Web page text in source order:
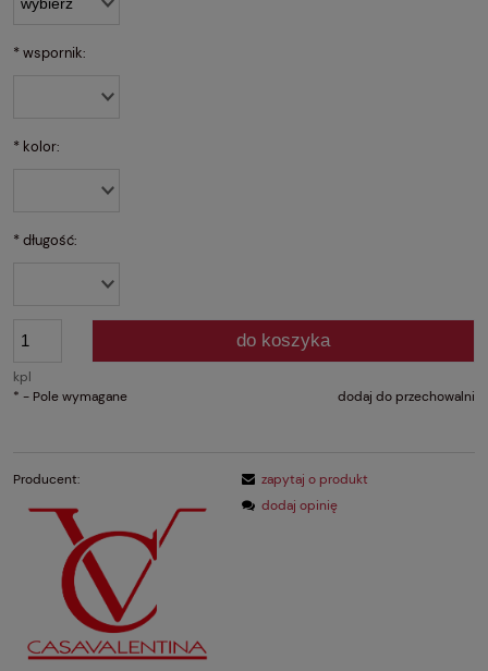
*wspornik:
* kolor:
*długość:
kpl
do koszyka
dodaj do przechowalni
* - Pole wymagane
Producent:
zapytaj o produkt
dodaj opinię